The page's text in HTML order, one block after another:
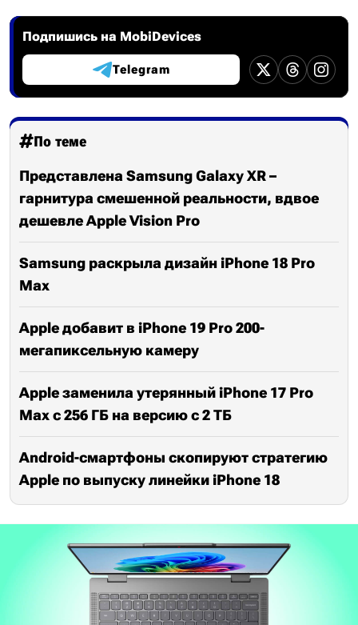
Подпишись на MobiDevices
Telegram
По теме
Представлена Samsung Galaxy XR –
гарнитура смешенной реальности, вдвое
дешевле Apple Vision Pro
Samsung раскрыла дизайн iPhone 18 Pro
Max
Apple добавит в iPhone 19 Pro 200-
мегапиксельную камеру
Apple заменила утерянный iPhone 17 Pro
Max с 256 ГБ на версию с 2 ТБ
Android-смартфоны скопируют стратегию
Apple по выпуску линейки iPhone 18